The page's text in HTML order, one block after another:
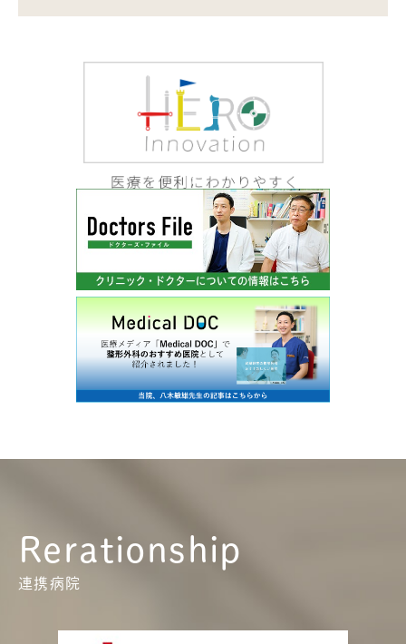
Rerationship
連携病院